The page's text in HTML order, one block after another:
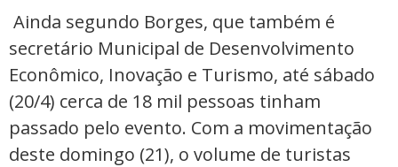
Ainda segundo Borges, que também é
secretário Municipal de Desenvolvimento
Econômico, Inovação e Turismo, até sábado
(20/4) cerca de 18 mil pessoas tinham
passado pelo evento. Com a movimentação
deste domingo (21), o volume de turistas